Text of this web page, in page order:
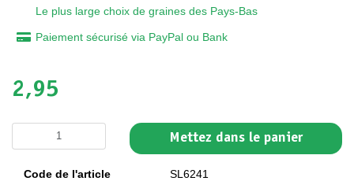
Le plus large choix de graines des Pays-Bas
Paiement sécurisé via PayPal ou Bank
2,95
Mettez dans le panier
Code de l'article
SL6241